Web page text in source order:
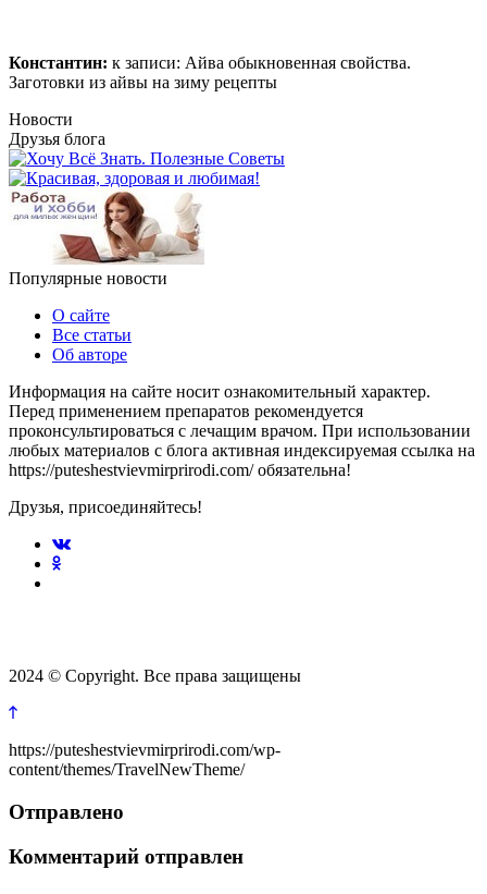
Константин: к записи: Айва обыкновенная свойства.
Заготовки из айвы на зиму рецепты
Новости
Друзья блога
Популярные новости
О сайте
Все статьи
Об авторе
Информация на сайте носит ознакомительный характер.
Перед применением препаратов рекомендуется
проконсультироваться с лечащим врачом. При использовании
любых материалов с блога активная индексируемая ссылка на
https://puteshestvievmirprirodi.com/ обязательна!
Друзья, присоединяйтесь!
2024 © Copyright. Все права защищены
https://puteshestvievmirprirodi.com/wp-
content/themes/TravelNewTheme/
Отправлено
Комментарий отправлен